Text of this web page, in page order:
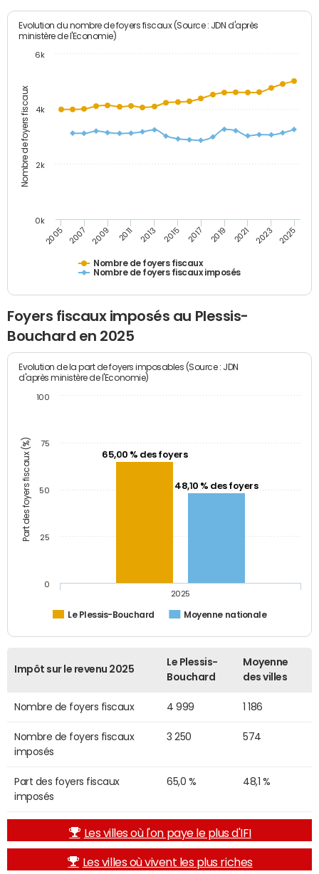
Nombre de foyers fiscaux
Evolution du nombre de foyers fiscaux (Source : JDN d'après
ministère de l'Economie)
Nombre de foyers fiscaux
Nombre de foyers fiscaux imposés
2005 2007 2009 2011 2013 2015 2017 2019 2021 2023 2025
0k
2k
4k
6k
Foyers fiscaux imposés au Plessis-
Bouchard en 2025
Part des foyers fiscaux (%)
Evolution de la part de foyers imposables (Source : JDN
d'après ministère de l'Economie)
65,00 % des foyers
48,10 % des foyers
Le Plessis-Bouchard Moyenne nationale
2025
0
25
50
75
100
Impôt sur le revenu 2025
Le Plessis-
Bouchard
Moyenne
des villes
Nombre de foyers fiscaux 4 999 1 186
Nombre de foyers fiscaux
imposés
3 250 574
Part des foyers fiscaux
imposés
65,0 % 48,1 %
Les villes où l'on paye le plus d'IFI
Les villes où vivent les plus riches